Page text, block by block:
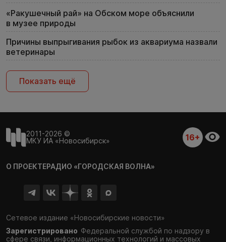
«Ракушечный рай» на Обском море объяснили
в музее природы
Причины выпрыгивания рыбок из аквариума назвали
ветеринары
Показать ещё
2011-2026 ©
МКУ ИА «Новосибирск»
16+
О ПРОЕКТЕРАДИО «ГОРОДСКАЯ ВОЛНА»
Сетевое издание «Новосибирские новости»
Зарегистрировано Федеральной службой по надзору в
сфере связи, информационных технологий и массовых